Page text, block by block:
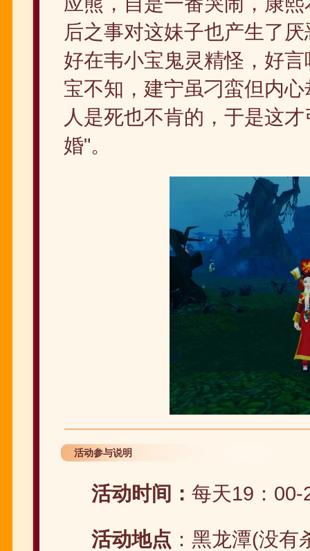
后之事对这妹子也产生了
好在韦小宝鬼灵精怪，好
宝不知，建宁虽刁蛮但内
人是死也不肯的，于是这
婚"。
活动参与说明
活动时间：每天19：00-
活动地点 ：黑龙潭(没